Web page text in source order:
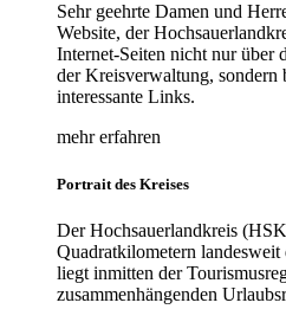
Sehr geehrte Damen und
Website, der
Internet-Seiten nicht nur über
der Kreisverwaltung, sondern
interessante Links.
mehr erfahren
Portrait des Kreises
Der Hochsauerlandkreis
Quadratkilometern
liegt inmitten der
zusammenhängenden